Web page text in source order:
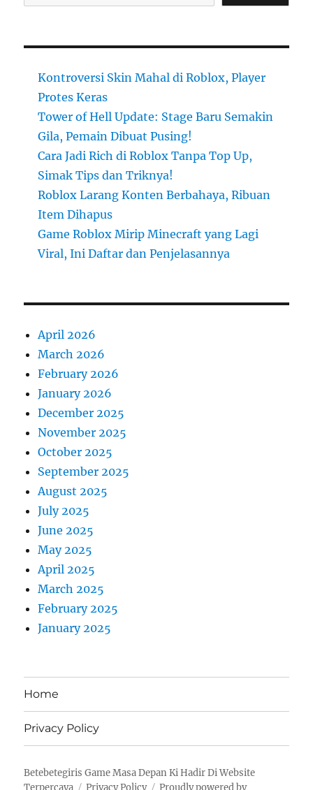
Kontroversi Skin Mahal di Roblox, Player
Protes Keras
Tower of Hell Update: Stage Baru Semakin
Gila, Pemain Dibuat Pusing!
Cara Jadi Rich di Roblox Tanpa Top Up,
Simak Tips dan Triknya!
Roblox Larang Konten Berbahaya, Ribuan
Item Dihapus
Game Roblox Mirip Minecraft yang Lagi
Viral, Ini Daftar dan Penjelasannya
April 2026
March 2026
February 2026
January 2026
December 2025
November 2025
October 2025
September 2025
August 2025
July 2025
June 2025
May 2025
April 2025
March 2025
February 2025
January 2025
Home
Privacy Policy
Betebetegiris Game Masa Depan Ki Hadir Di Website
Terpercaya
Privacy Policy Proudly powered by